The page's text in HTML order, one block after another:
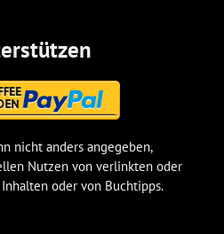
nicht anders angegeben,
Nutzen von verlinkten oder
oder von Buchtipps.